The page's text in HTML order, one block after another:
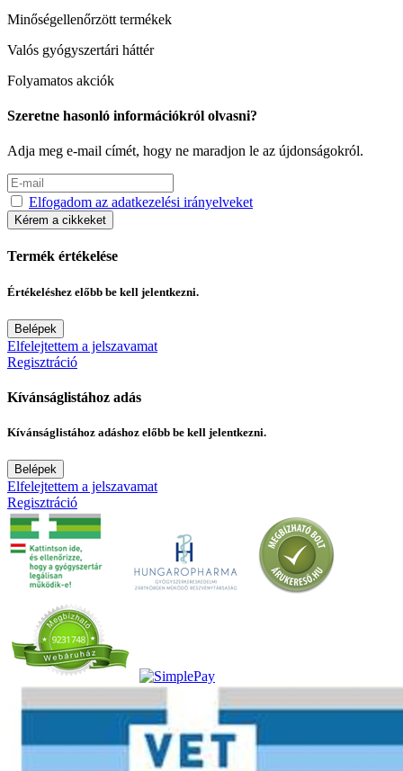
Minőségellenőrzött termékek
Valós gyógyszertári háttér
Folyamatos akciók
Szeretne hasonló információkról olvasni?
Adja meg e-mail címét, hogy ne maradjon le az újdonságokról.
Elfogadom az adatkezelési irányelveket
Kérem a cikkeket
Termék értékelése
Értékeléshez előbb be kell jelentkezni.
Belépek
Elfelejtettem a jelszavamat
Regisztráció
Kívánságlistához adás
Kívánságlistához adáshoz előbb be kell jelentkezni.
Belépek
Elfelejtettem a jelszavamat
Regisztráció